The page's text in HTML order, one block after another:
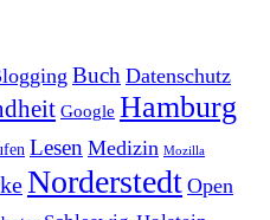
Buch Datenschutz
Google Hamburg
Lesen Medizin Mozilla
Norderstedt Open